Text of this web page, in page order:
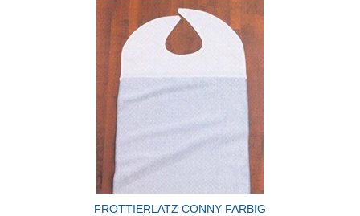
FROTTIERLATZ CONNY FARBIG